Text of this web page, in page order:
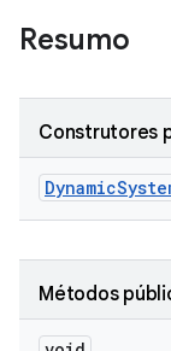
Resumo
Construtores
Dynamic
Métodos